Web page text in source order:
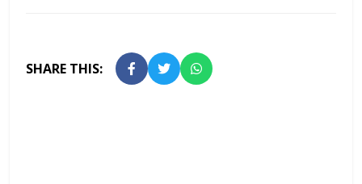
SHARE THIS: